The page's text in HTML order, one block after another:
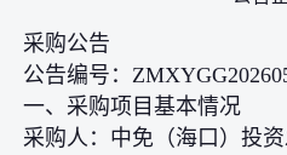
采购公告
公告编号：
一、采购项目基本情况
采购人：中免（海口）投